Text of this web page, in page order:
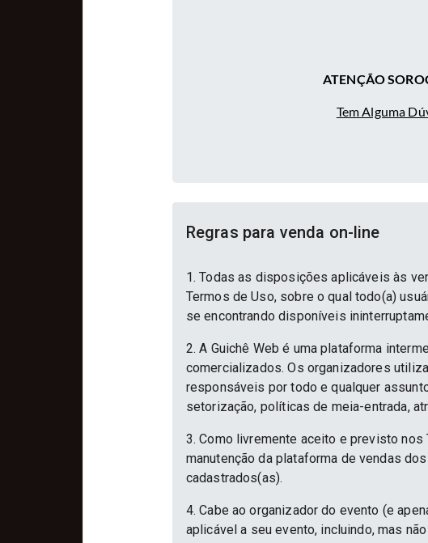
ATENÇÃO
Tem Alguma
Regras para venda on-line
1. Todas as disposições aplicáveis às
Termos de Uso, sobre o qual todo(a)
se encontrando disponíveis
2. A Guichê Web é uma plataforma
comercializados. Os organizadores
responsáveis por todo e qualquer
setorização, políticas de meia-entrada,
3. Como livremente aceito e previsto
manutenção da plataforma de vendas
cadastrados(as).
4. Cabe ao organizador do evento (e
aplicável a seu evento, incluindo, mas